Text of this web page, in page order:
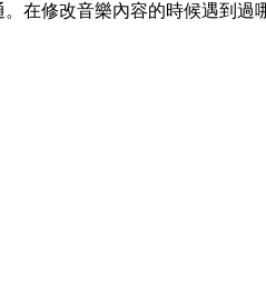
在修改音樂內容的時候遇到